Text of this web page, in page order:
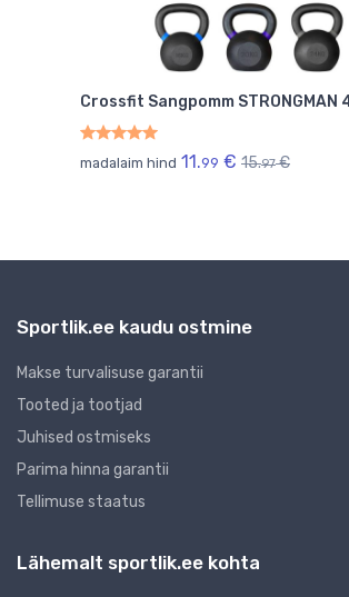
Crossfit Sangpomm STRONGMAN
madalaim hind 11.99 € 15.97€
Sportlik.ee kaudu ostmine
Makse turvalisuse garantii
Tooted ja tootjad
Juhised ostmiseks
Parima hinna garantii
Tellimuse staatus
Lähemalt sportlik.ee kohta